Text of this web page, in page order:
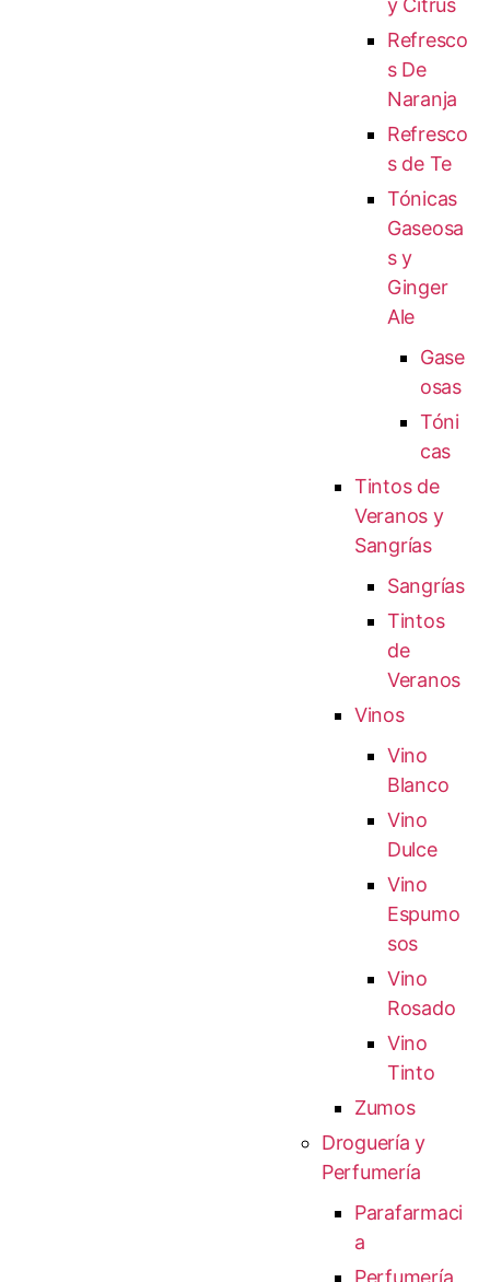
y Citrus
Refresco
s De
Naranja
Refresco
s de Te
Tónicas
Gaseosa
s y
Ginger
Ale
Gase
osas
Tóni
cas
Tintos de
Veranos y
Sangrías
Sangrías
Tintos
de
Veranos
Vinos
Vino
Blanco
Vino
Dulce
Vino
Espumo
sos
Vino
Rosado
Vino
Tinto
Zumos
Droguería y
Perfumería
Parafarmaci
a
Perfumería